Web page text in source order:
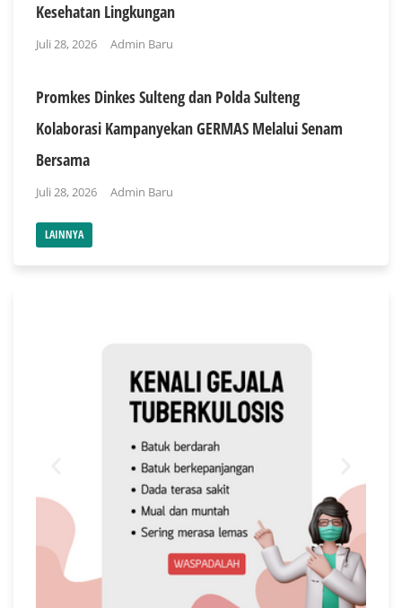
Kesehatan Lingkungan
Juli 28, 2026 Admin Baru
Promkes Dinkes Sulteng dan Polda Sulteng
Kolaborasi Kampanyekan GERMAS Melalui Senam
Bersama
Juli 28, 2026 Admin Baru
LAINNYA